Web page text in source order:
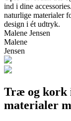
ind i dine
naturlige materialer
design i ét udtryk.
Malene Jensen
Malene
Jensen
Træ og kork
materialer